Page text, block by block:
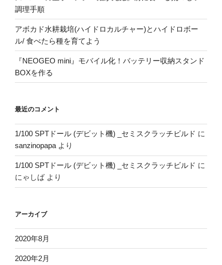
調理手順
アボカド水耕栽培(ハイドロカルチャー)とハイドロボー
ル/ 食べたら種を育てよう
『NEOGEO mini』モバイル化！バッテリー収納スタンド
BOXを作る
最近のコメント
1/100 SPTドール (デビット機) _セミスクラッチビルド に
sanzinopapa より
1/100 SPTドール (デビット機) _セミスクラッチビルド に
にゃしばより
アーカイブ
2020年8月
2020年2月